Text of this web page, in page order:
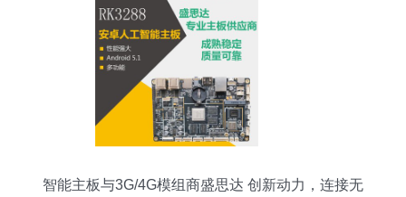
智能主板与3G/4G模组商盛思达 创新动力，连接无